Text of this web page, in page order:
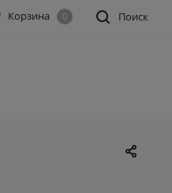
Поиск
Корзина 0